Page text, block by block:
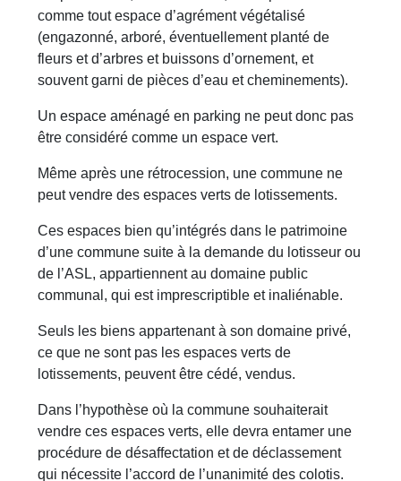
comme tout espace d’agrément végétalisé
(engazonné, arboré, éventuellement planté de
fleurs et d’arbres et buissons d’ornement, et
souvent garni de pièces d’eau et cheminements).
Un espace aménagé en parking ne peut donc pas
être considéré comme un espace vert.
Même après une rétrocession, une commune ne
peut vendre des espaces verts de lotissements.
Ces espaces bien qu’intégrés dans le patrimoine
d’une commune suite à la demande du lotisseur ou
de l’ASL, appartiennent au domaine public
communal, qui est imprescriptible et inaliénable.
Seuls les biens appartenant à son domaine privé,
ce que ne sont pas les espaces verts de
lotissements, peuvent être cédé, vendus.
Dans l’hypothèse où la commune souhaiterait
vendre ces espaces verts, elle devra entamer une
procédure de désaffectation et de déclassement
qui nécessite l’accord de l’unanimité des colotis.